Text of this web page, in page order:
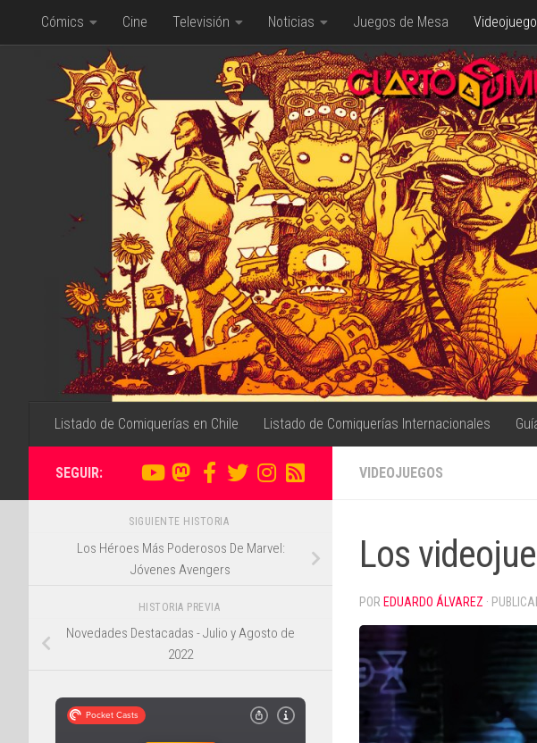
Saltar al contenido
Cómics Cine Televisión Noticias Juegos de Mesa
Listado de Comiquerías en Chile Listado de Comiquerías Internacionales
VIDEOJUEGOS
Los
POR EDUARDO ÁLVAREZ ·
SEGUIR:
SIGUIENTE HISTORIA
Los Héroes Más Poderosos De Marvel:
Jóvenes Avengers
HISTORIA PREVIA
Novedades Destacadas - Julio y Agosto de
2022